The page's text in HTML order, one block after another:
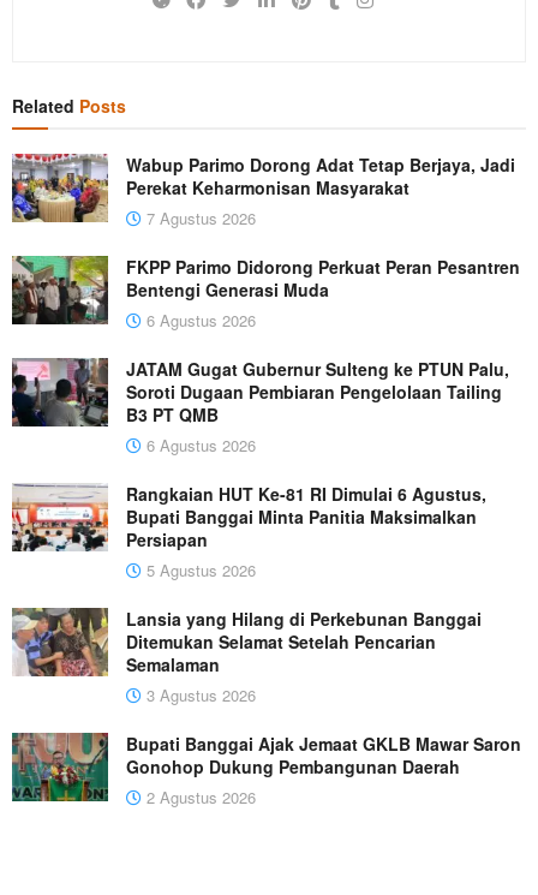
Related Posts
Wabup Parimo Dorong Adat Tetap Berjaya, Jadi
Perekat Keharmonisan Masyarakat
7 Agustus 2026
FKPP Parimo Didorong Perkuat Peran Pesantren
Bentengi Generasi Muda
6 Agustus 2026
JATAM Gugat Gubernur Sulteng ke PTUN Palu,
Soroti Dugaan Pembiaran Pengelolaan Tailing
B3 PT QMB
6 Agustus 2026
Rangkaian HUT Ke-81 RI Dimulai 6 Agustus,
Bupati Banggai Minta Panitia Maksimalkan
Persiapan
5 Agustus 2026
Lansia yang Hilang di Perkebunan Banggai
Ditemukan Selamat Setelah Pencarian
Semalaman
3 Agustus 2026
Bupati Banggai Ajak Jemaat GKLB Mawar Saron
Gonohop Dukung Pembangunan Daerah
2 Agustus 2026